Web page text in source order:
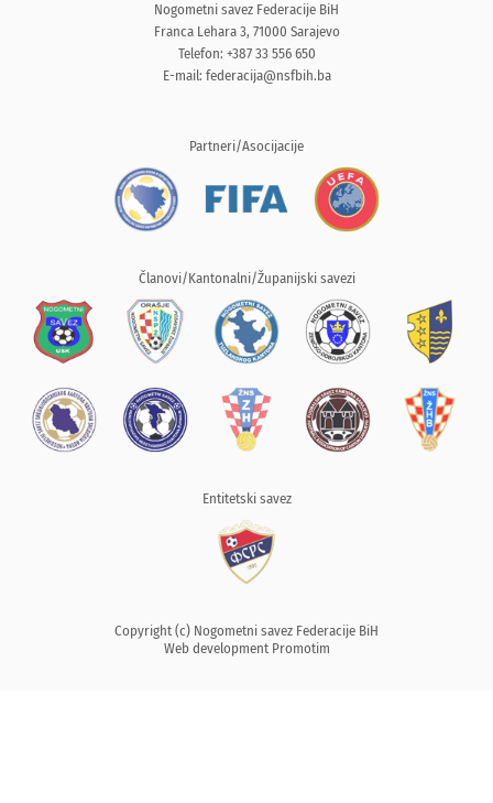
Nogometni savez Federacije BiH
Franca Lehara 3, 71000 Sarajevo
Telefon: +387 33 556 650
E-mail: federacija@nsfbih.ba
Partneri/Asocijacije
Članovi/Kantonalni/Županijski savezi
Entitetski savez
Copyright (c) Nogometni savez Federacije BiH
Web development Promotim